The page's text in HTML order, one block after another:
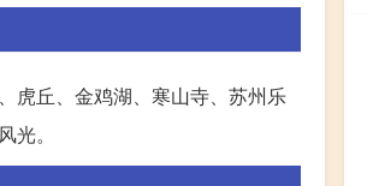
虎丘、金鸡湖、寒山寺、苏州乐
。